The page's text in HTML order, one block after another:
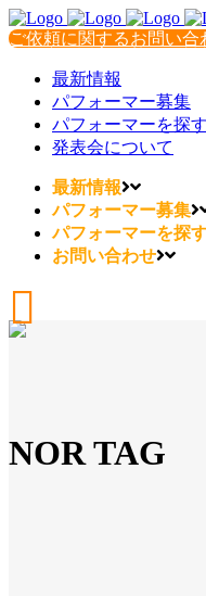
ご依頼に関するお問い合
最新情報
パフォーマー募集
パフォーマーを探す
発表会について
最新情報
パフォーマー募集
パフォーマーを探
お問い合わせ
NOR TAG